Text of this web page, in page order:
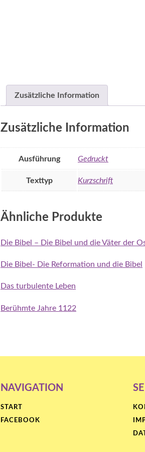
Zusätzliche Information
Zusätzliche Information
Ausführung Gedruckt
Texttyp Kurzschrift
Ähnliche Produkte
Die Bibel – Die Bibel und die Väter der
Die Bibel- Die Reformation und die Bibel
Das turbulente Leben
Berühmte Jahre 1122
NAVIGATION
START
FACEBOOK